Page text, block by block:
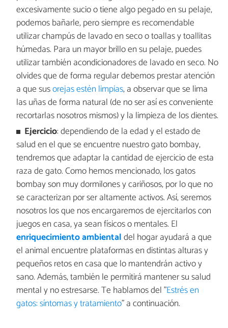
excesivamente sucio o tiene algo pegado en su pelaje,
podemos bañarle, pero siempre es recomendable
utilizar champús de lavado en seco o toallas y toallitas
húmedas. Para un mayor brillo en su pelaje, puedes
utilizar también acondicionadores de lavado en seco. No
olvides que de forma regular debemos prestar atención
a que susorejas estén limpias, a observar que se lima
las uñas de forma natural (de no ser así es conveniente
recortarlas nosotros mismos) y la limpieza de los dientes.
Ejercicio: dependiendo de la edad y el estado de
salud en el que se encuentre nuestro gato bombay,
tendremos que adaptar la cantidad de ejercicio de esta
raza de gato. Como hemos mencionado, los gatos
bombay son muy dormilones y cariñosos, por lo que no
se caracterizan por ser altamente activos. Así, seremos
nosotros los que nos encargaremos de ejercitarlos con
juegos en casa, ya sean físicos o mentales. El
enriquecimiento ambientaldel hogar ayudará a que
el animal encuentre plataformas en distintas alturas y
pequeños retos en casa que lo mantendrán activo y
sano. Además, también le permitirá mantener su salud
mental y no estresarse. Te hablamos del "Estrés en
gatos: síntomas y tratamiento" a continuación.